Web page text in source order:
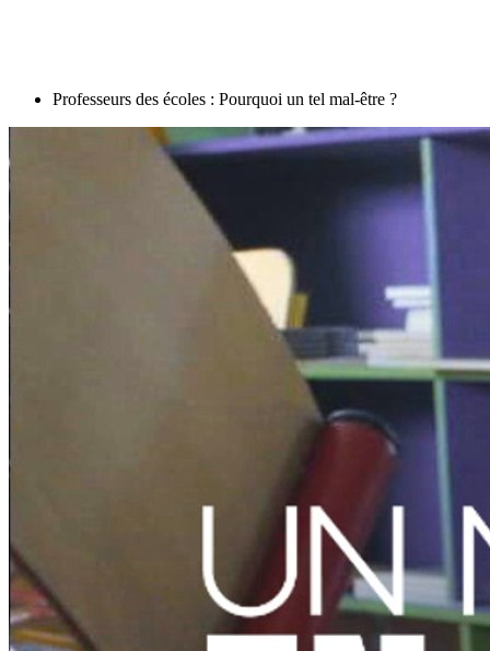
Professeurs des écoles : Pourquoi un tel mal-être ?